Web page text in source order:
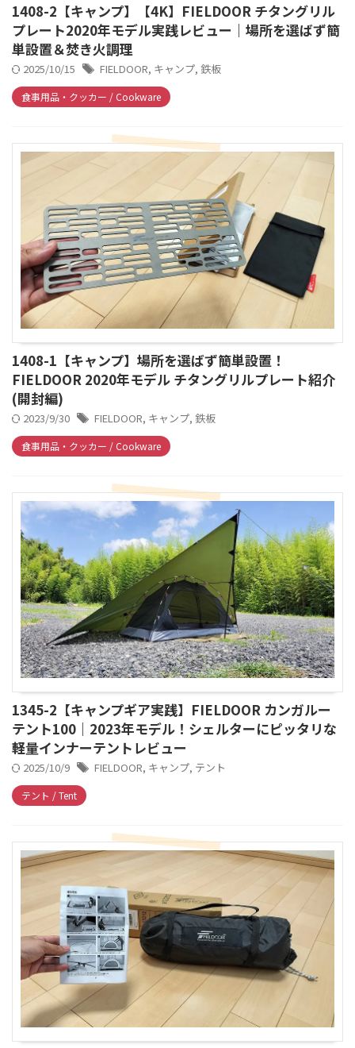
1408-2【キャンプ】【4K】FIELDOOR チタングリル
プレート2020年モデル実践レビュー｜場所を選ばず簡
単設置＆焚き火調理
2025/10/15 FIELDOOR, キャンプ, 鉄板
食事用品・クッカー / Cookware
1408-1【キャンプ】場所を選ばず簡単設置！
FIELDOOR 2020年モデル チタングリルプレート紹介
(開封編)
2023/9/30 FIELDOOR, キャンプ, 鉄板
食事用品・クッカー / Cookware
1345-2【キャンプギア実践】FIELDOOR カンガルー
テント100｜2023年モデル！シェルターにピッタリな
軽量インナーテントレビュー
2025/10/9 FIELDOOR, キャンプ, テント
テント / Tent